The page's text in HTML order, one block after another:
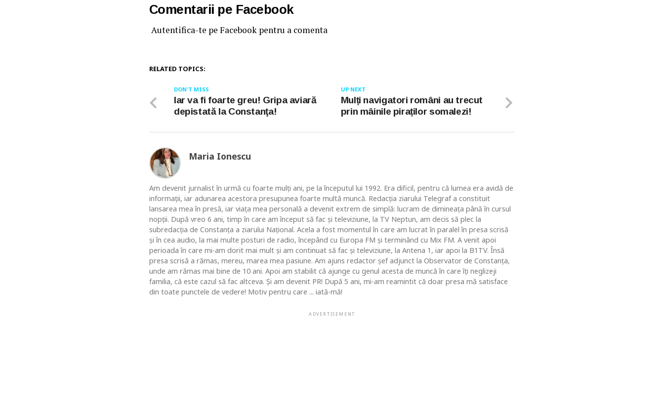
Comentarii pe Facebook
Autentifica-te pe Facebook pentru a comenta
RELATED TOPICS:
UP NEXT
Mulți navigatori români au trecut
prin mâinile piraților somalezi!
DON'T MISS
Iar va fi foarte greu! Gripa aviară
depistată la Constanţa!
Maria Ionescu
Am devenit jurnalist în urmă cu foarte mulţi ani, pe la începutul lui 1992. Era dificil, pentru că lumea era avidă de
informaţii, iar adunarea acestora presupunea foarte multă muncă. Redacţia ziarului Telegraf a constituit
lansarea mea în presă, iar viaţa mea personală a devenit extrem de simplă: lucram de dimineaţa până în cursul
nopţii. După vreo 6 ani, timp în care am început să fac şi televiziune, la TV Neptun, am decis să plec la
subredacţia de Constanţa a ziarului Naţional. Acela a fost momentul în care am lucrat în paralel în presa scrisă
şi în cea audio, la mai multe posturi de radio, începând cu Europa FM şi terminând cu Mix FM. A venit apoi
perioada în care mi-am dorit mai mult şi am continuat să fac şi televiziune, la Antena 1, iar apoi la B1TV. Însă
presa scrisă a rămas, mereu, marea mea pasiune. Am ajuns redactor şef adjunct la Observator de Constanţa,
unde am rămas mai bine de 10 ani. Apoi am stabilit că ajunge cu genul acesta de muncă în care îţi neglizeji
familia, că este cazul să fac altceva. Şi am devenit PR! După 5 ani, mi-am reamintit că doar presa mă satisface
din toate punctele de vedere! Motiv pentru care ... iată-mă!
ADVERTISEMENT